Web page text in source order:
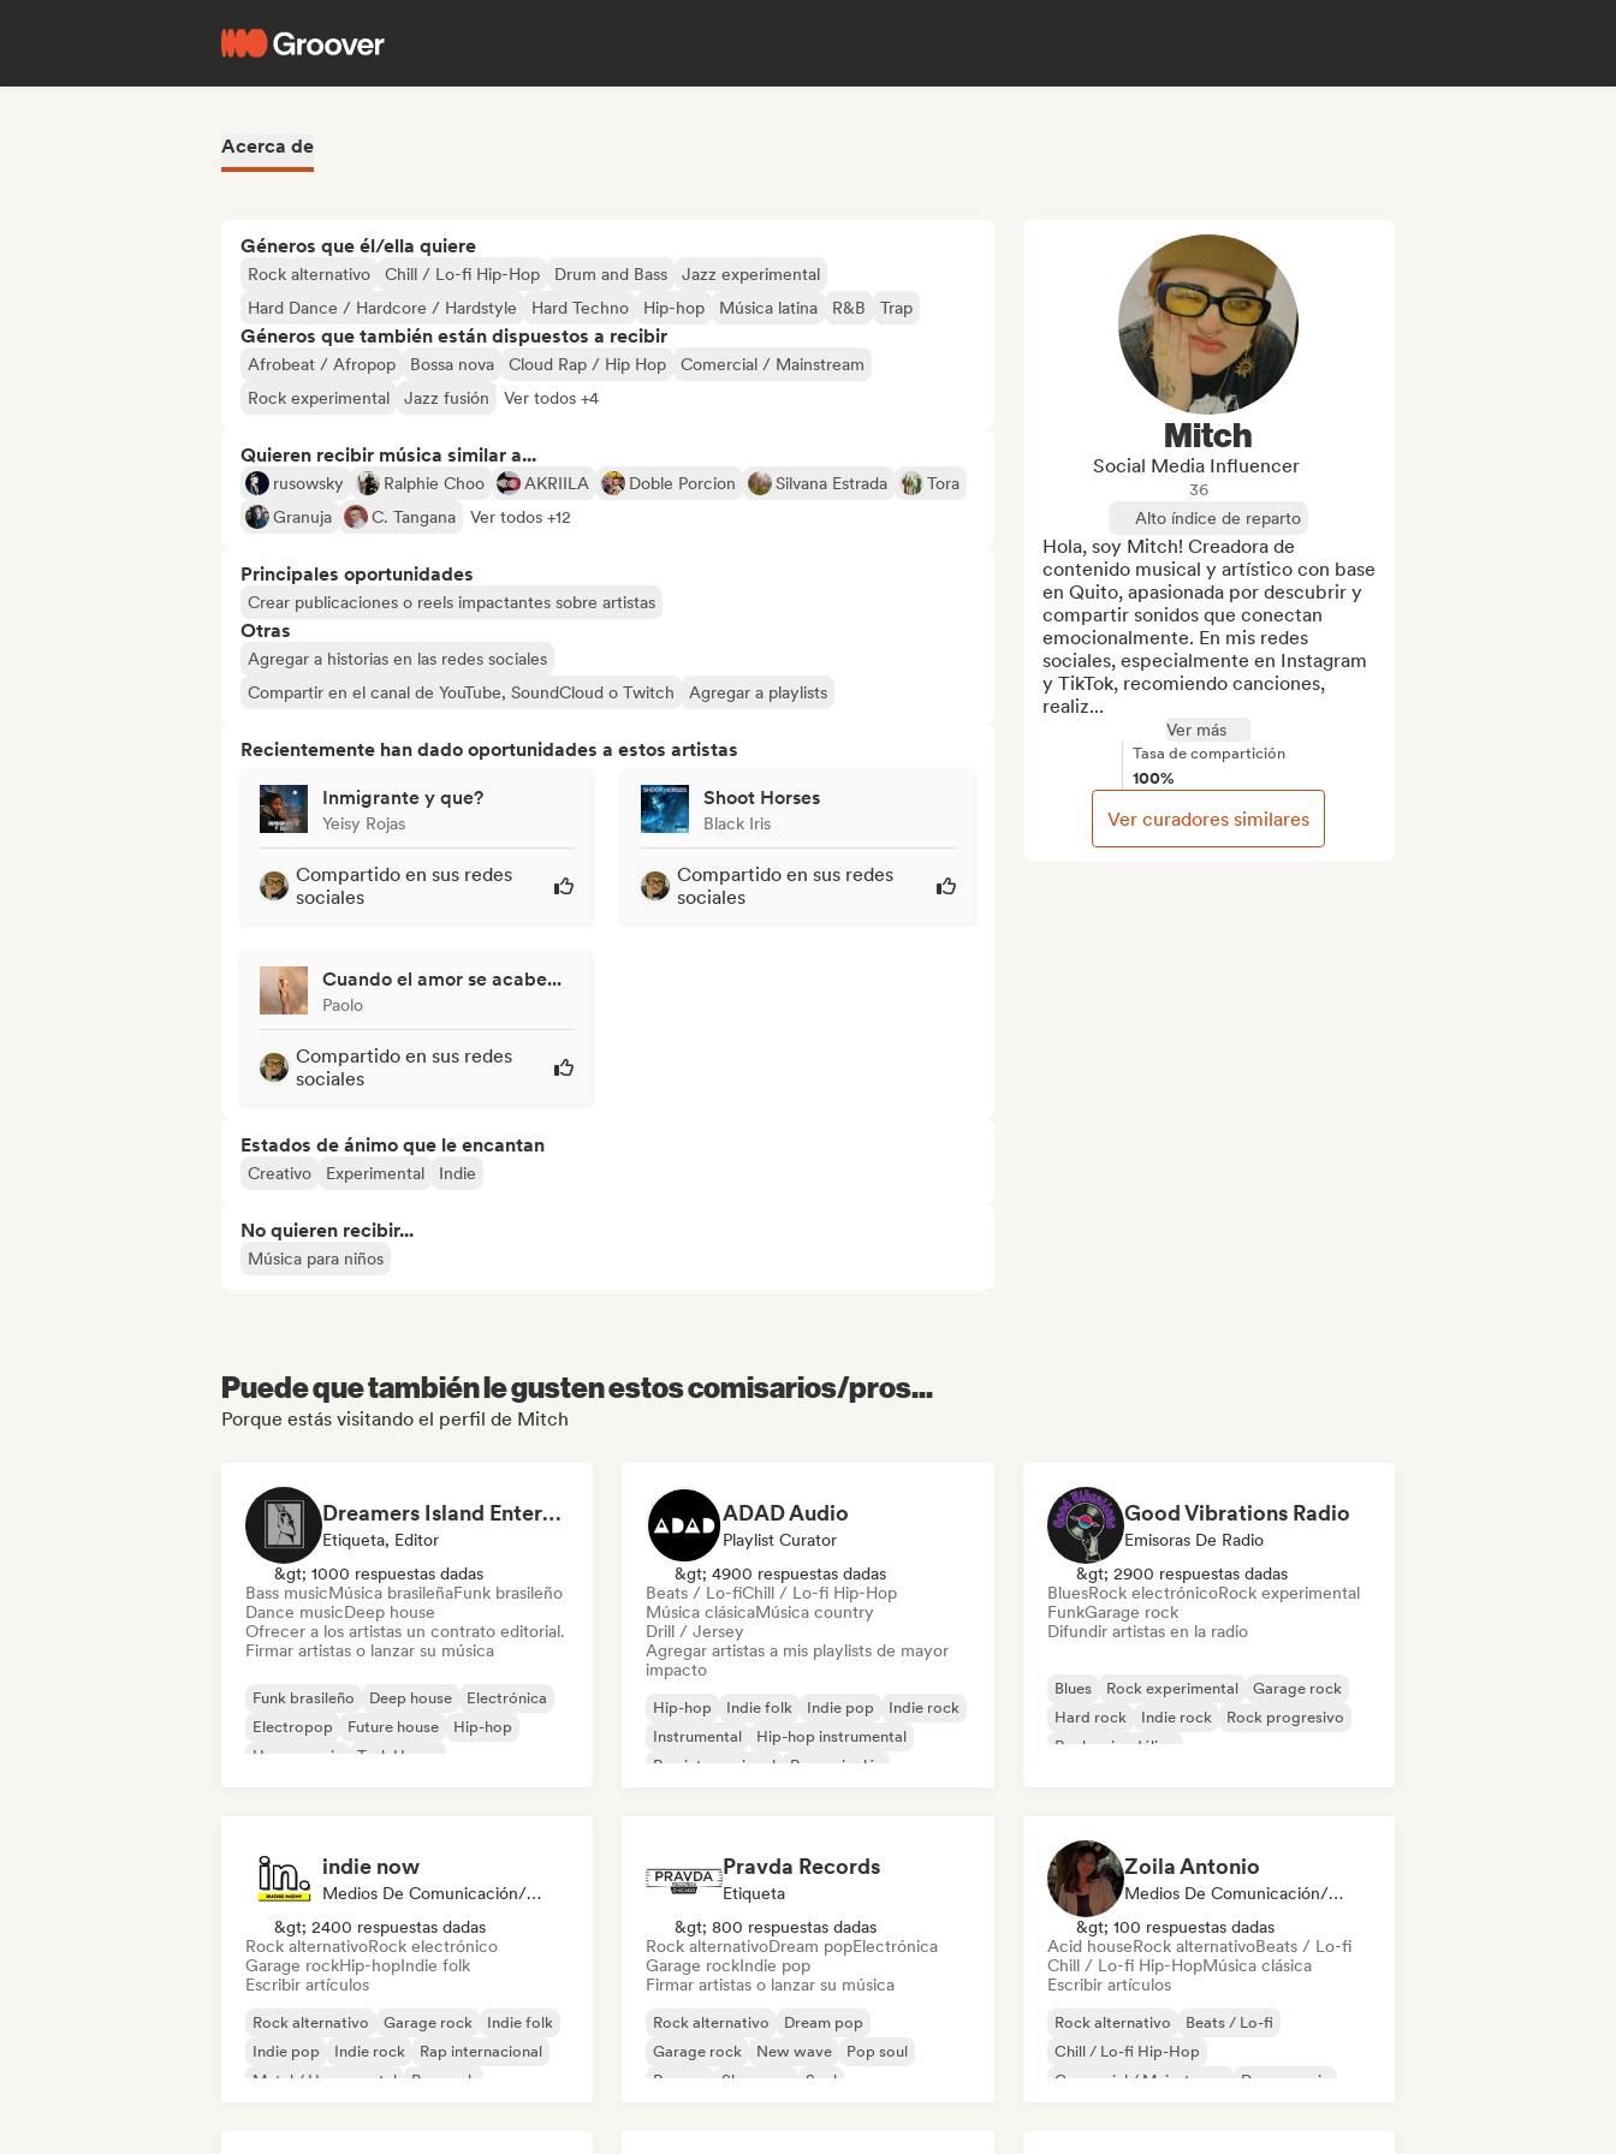
Acerca de
Géneros que él/ella quiere
Rock alternativo Chill / Lo-fi Hip-Hop Drum and Bass
Jazz experimental
Hard Dance / Hardcore / Hardstyle
Hard Techno Hip-hop Música latina R&B Trap
Géneros que también están dispuestos a recibir
Afrobeat / Afropop Bossa nova Cloud Rap / Hip Hop
Comercial / Mainstream
Rock experimental
Jazz fusión Ver todos +4
Quieren recibir música similar a...
rusowsky Ralphie Choo AKRIILA Doble Porcion Silvana Estrada
Tora
Granuja
C. Tangana Ver todos +12
Principales oportunidades
Crear publicaciones o reels impactantes sobre artistas
Otras
Agregar a historias en las redes sociales
Compartir en el canal de YouTube, SoundCloud o Twitch
Agregar a playlists
Recientemente han dado oportunidades a estos artistas
Inmigrante y que?
Yeisy Rojas
Compartido en sus redes
sociales
Shoot Horses
Black Iris
Compartido en sus redes
sociales
Cuando el amor se acabe...
Paolo
Compartido en sus redes
sociales
Estados de ánimo que le encantan
Creativo Experimental Indie
No quieren recibir...
Música para niños
Mitch
Social Media Influencer
36
Alto índice de reparto
Hola, soy Mitch! Creadora de
contenido musical y artístico con base
en Quito, apasionada por descubrir y
compartir sonidos que conectan
emocionalmente. En mis redes
sociales, especialmente en Instagram
y TikTok, recomiendo canciones,
realiz...
Ver más
Tasa de compartición
100%
Ver curadores similares
Puede que también le gusten estos comisarios/pros...
Porque estás visitando el perfil de Mitch
Dreamers Island Entertainment
Etiqueta, Editor
&gt; 1000 respuestas dadas
Bass musicMúsica brasileñaFunk brasileño
Dance musicDeep house
Ofrecer a los artistas un contrato editorial.
Firmar artistas o lanzar su música
Funk brasileño Deep house
Electrónica
Electropop
Future house
Hip-hop
House music
Tech House
ADAD Audio
Playlist Curator
&gt; 4900 respuestas dadas
Beats / Lo-fiChill / Lo-fi Hip-Hop
Música clásicaMúsica country
Drill / Jersey
Agregar artistas a mis playlists de mayor
impacto
Hip-hop Indie folk Indie pop
Indie rock
Instrumental
Hip-hop instrumental
Rap internacional
Rap en inglés
Good Vibrations Radio
Emisoras De Radio
&gt; 2900 respuestas dadas
BluesRock electrónicoRock experimental
FunkGarage rock
Difundir artistas en la radio
Blues Rock experimental
Garage rock
Hard rock
Indie rock
Rock progresivo
Rock psicodélico
indie now
Medios De Comunicación/Periodista
&gt; 2400 respuestas dadas
Rock alternativoRock electrónico
Garage rockHip-hopIndie folk
Escribir artículos
Rock alternativo Garage rock
Indie folk
Indie pop
Indie rock
Rap internacional
Metal / Heavy metal
Pop rock
Pravda Records
Etiqueta
&gt; 800 respuestas dadas
Rock alternativoDream popElectrónica
Garage rockIndie pop
Firmar artistas o lanzar su música
Rock alternativo
Dream pop
Garage rock
New wave
Pop soul
Reggae
Shoegaze Soul
Zoila Antonio
Medios De Comunicación/Periodista
&gt; 100 respuestas dadas
Acid houseRock alternativoBeats / Lo-fi
Chill / Lo-fi Hip-HopMúsica clásica
Escribir artículos
Rock alternativo
Beats / Lo-fi
Chill / Lo-fi Hip-Hop
Comercial / Mainstream
Dance music